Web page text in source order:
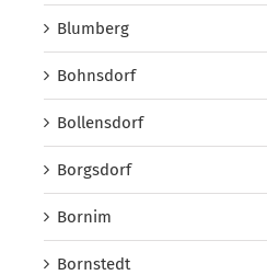
Blumberg
Bohnsdorf
Bollensdorf
Borgsdorf
Bornim
Bornstedt